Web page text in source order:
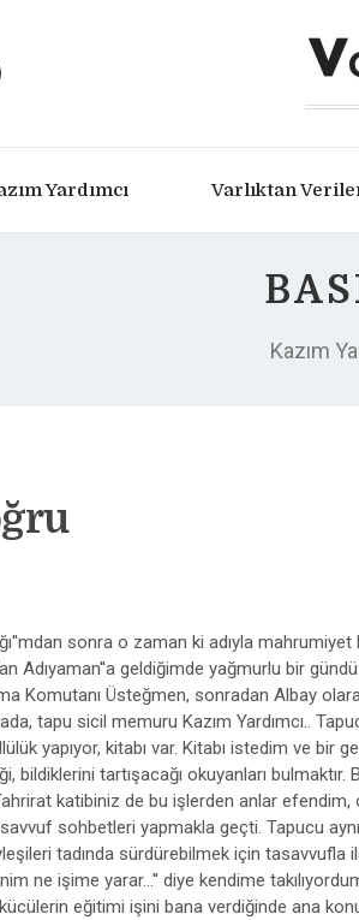
Yardımcı Varlıktan
Kazım
sonra o zaman ki adıyla mahrumiyet
Adıyaman''a geldiğimde yağmurlu bir
Komutanı Üsteğmen, sonradan Albay
tapu sicil memuru Kazım Yardımcı..
yapıyor, kitabı var. Kitabı istedim ve bir
bildiklerini tartışacağı okuyanları
katibiniz de bu işlerden anlar efendim,
sohbetleri yapmakla geçti. Tapucu
tadında sürdürebilmek için
ne işime yarar...'' diye kendime
eğitimi işini bana verdiğinde ana